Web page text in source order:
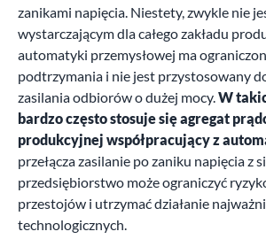
zanikami napięcia. Niestety, zwykle nie
wystarczającym dla całego zakładu
automatyki przemysłowej ma
podtrzymania i nie jest przystosowany
zasilania odbiorów o dużej mocy.W
bardzo często stosuje się agregat
produkcyjnej współpracujący z
przełącza zasilanie po zaniku napięcia z
przedsiębiorstwo może ograniczyć
przestojów i utrzymać działanie
technologicznych.